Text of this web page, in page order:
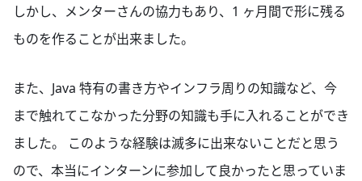
しかし、メンターさんの協力もあり、1 ヶ月間で形に残る
ものを作ることが出来ました。
また、Java 特有の書き方やインフラ周りの知識など、今
まで触れてこなかった分野の知識も手に入れることができ
ました。 このような経験は滅多に出来ないことだと思う
ので、本当にインターンに参加して良かったと思っていま